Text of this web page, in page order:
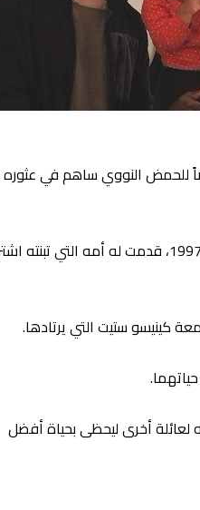
للحمض النووي ساهم في
كينيسو ستيت التي يرتادها.
لعائلة أخرى ليحظى بحياة أفضل